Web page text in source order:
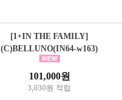
[1+IN THE FAMILY]
(C)BELLUNO(IN64-w163)
101,000원
3,030원 적립